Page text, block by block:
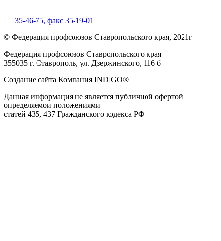
35-46-75, факс 35-19-01
© Федерация профсоюзов Ставропольского края, 2021г
Федерация профсоюзов Ставропольского края
355035 г. Ставрополь, ул. Дзержинского, 116 б
Создание сайта Компания INDIGO®
Данная информация не является публичной офертой,
определяемой положениями
статей 435, 437 Гражданского кодекса РФ